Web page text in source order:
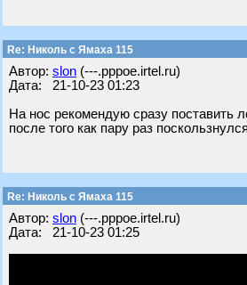
Re: Николь с Ямаха 115
Автор: slon (---.pppoe.irtel.ru)
Дата: 21-10-23 01:23
На нос рекомендую сразу поставить
после того как пару раз
Re: Николь с Ямаха 115
Автор: slon (---.pppoe.irtel.ru)
Дата: 21-10-23 01:25